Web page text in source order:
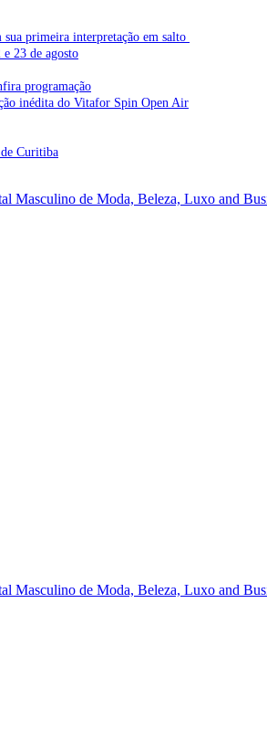
primeira interpretação em salto
23 de agosto
programação
inédita do Vitafor Spin Open Air
de Curitiba